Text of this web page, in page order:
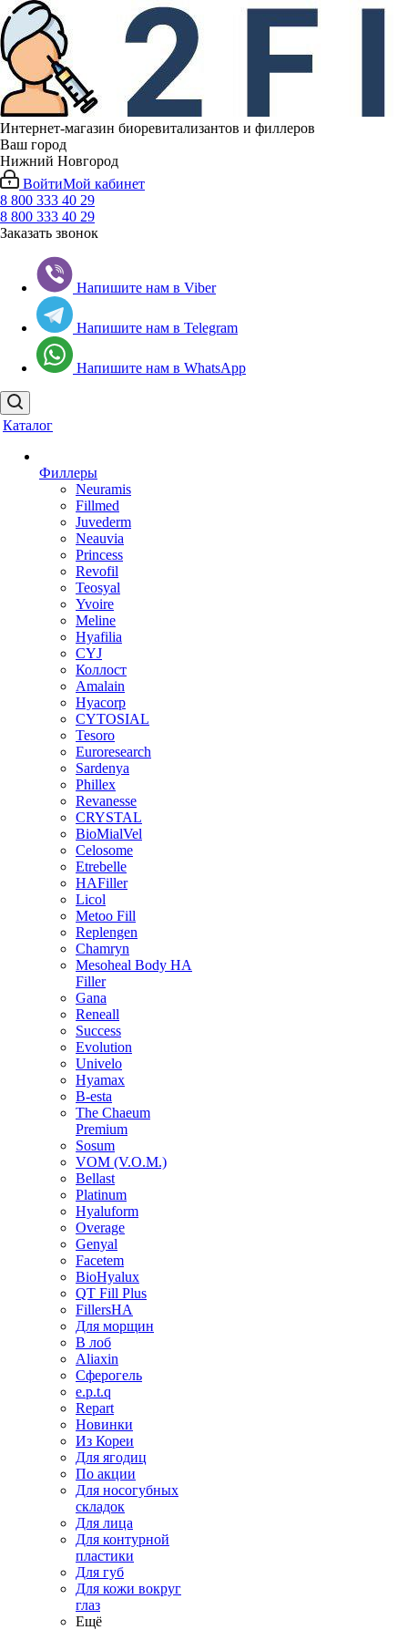
Интернет-магазин биоревитализантов и филлеров
Ваш город
Нижний Новгород
ВойтиМой кабинет
8 800 333 40 29
8 800 333 40 29
Заказать звонок
Напишите нам в Viber
Напишите нам в Telegram
Напишите нам в WhatsApp
Каталог
Филлеры
Neuramis
Fillmed
Juvederm
Neauvia
Princess
Revofil
Teosyal
Yvoire
Meline
Hyafilia
CYJ
Коллост
Amalain
Hyacorp
CYTOSIAL
Tesoro
Euroresearch
Sardenya
Phillex
Revanesse
CRYSTAL
BioMialVel
Celosome
Etrebelle
HAFiller
Licol
Metoo Fill
Replengen
Chamryn
Mesoheal Body HA
Filler
Gana
Reneall
Success
Evolution
Univelo
Hyamax
B-esta
The Chaeum
Premium
Sosum
VOM (V.O.M.)
Bellast
Platinum
Hyaluform
Overage
Genyal
Facetem
BioHyalux
QT Fill Plus
FillersHA
Для морщин
В лоб
Aliaxin
Сферогель
e.p.t.q
Repart
Новинки
Из Кореи
Для ягодиц
По акции
Для носогубных
складок
Для лица
Для контурной
пластики
Для губ
Для кожи вокруг
глаз
Ещё